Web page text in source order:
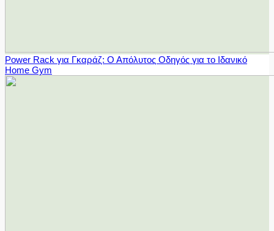
Power Rack για Γκαράζ: Ο Απόλυτος Οδηγός για το Ιδανικό
Home Gym